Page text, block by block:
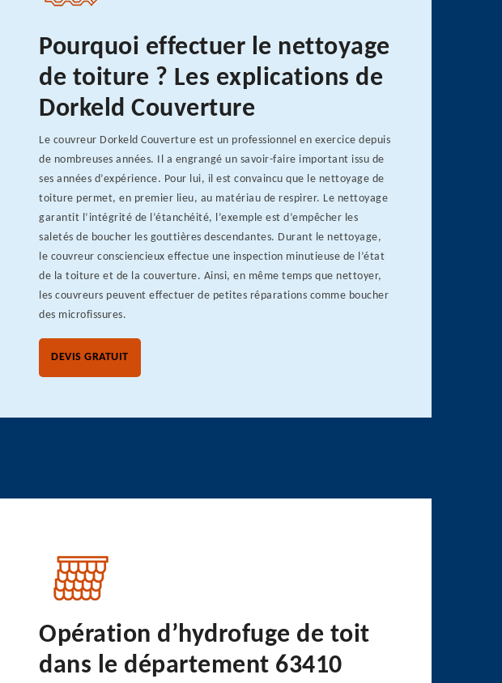
Pourquoi effectuer le nettoyage
de toiture ? Les explications de
Dorkeld Couverture
Le couvreur Dorkeld Couverture est un professionnel en exercice depuis
de nombreuses années. Il a engrangé un savoir-faire important issu de
ses années d’expérience. Pour lui, il est convaincu que le nettoyage de
toiture permet, en premier lieu, au matériau de respirer. Le nettoyage
garantit l’intégrité de l’étanchéité, l’exemple est d’empêcher les
saletés de boucher les gouttières descendantes. Durant le nettoyage,
le couvreur consciencieux effectue une inspection minutieuse de l’état
de la toiture et de la couverture. Ainsi, en même temps que nettoyer,
les couvreurs peuvent effectuer de petites réparations comme boucher
des microfissures.
DEVIS GRATUIT
Opération d’hydrofuge de toit
dans le département 63410